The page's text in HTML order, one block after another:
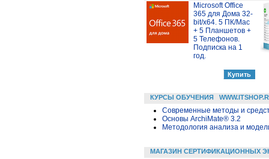
Microsoft Office
365 для Дома 32-
bit/x64. 5 ПК/Mac
+ 5 Планшетов +
5 Телефонов.
Подписка на 1
год.
КУРСЫ ОБУЧЕНИЯ
Современные методы и
Основы ArchiMate® 3.2
Методология анализа и
МАГАЗИН СЕРТИФИКАЦИОННЫХ